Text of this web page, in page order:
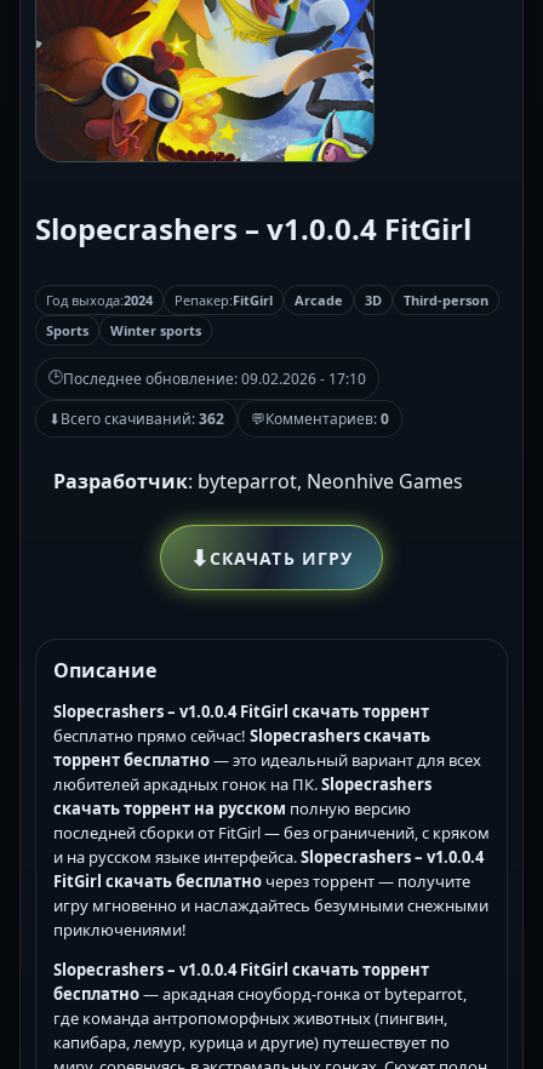
Slopecrashers – v1.0.0.4 FitGirl
Год выхода:2024 Репакер:FitGirl Arcade 3D
Third-person
Sports
Winter sports
🕒Последнее обновление:09.02.2026 - 17:10
⬇Всего скачиваний:362 💬Комментариев:0
Разработчик: byteparrot, Neonhive Games
⬇СКАЧАТЬ ИГРУ
Описание
Slopecrashers – v1.0.0.4 FitGirl скачать торрент
бесплатно прямо сейчас! Slopecrashers скачать
торрент бесплатно— это идеальный вариант для всех
любителей аркадных гонок на ПК.Slopecrashers
скачать торрент на русском полную версию
последней сборки от FitGirl — без ограничений, с кряком
и на русском языке интерфейса.Slopecrashers – v1.0.0.4
FitGirl скачать бесплатно через торрент — получите
игру мгновенно и наслаждайтесь безумными снежными
приключениями!
Slopecrashers – v1.0.0.4 FitGirl скачать торрент
бесплатно— аркадная сноуборд-гонка от byteparrot,
где команда антропоморфных животных (пингвин,
капибара, лемур, курица и другие) путешествует по